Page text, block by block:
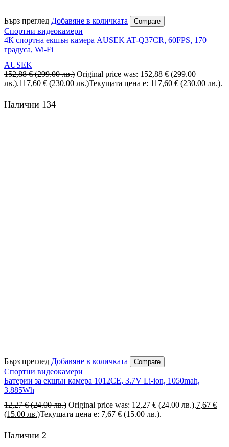
Бърз преглед Добавяне в количката Compare
Спортни видеокамери
4К спортна екшън камера AUSEK AT-Q37CR, 60FPS, 170
градуса, Wi-Fi
AUSEK
152,88€ (299.00 лв.) Original price was: 152,88 € (299.00
лв.).117,60 € (230.00 лв.)Текущата цена е: 117,60 € (230.00 лв.).
Налични 134
Бърз преглед Добавяне в количката Compare
Спортни видеокамери
Батерии за екшън камера 1012CE, 3.7V Li-ion, 1050mah,
3.885Wh
12,27€ (24.00 лв.) Original price was: 12,27 € (24.00 лв.).7,67 €
(15.00 лв.)Текущата цена е: 7,67 € (15.00 лв.).
Налични 2